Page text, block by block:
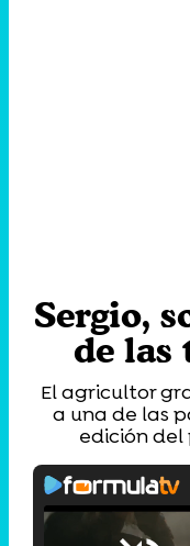
Sergio,
de las
El agricultor
a una de las
edición del